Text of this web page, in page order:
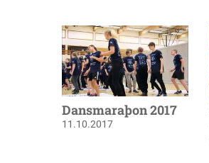
Dansmaraþon 2017
11.10.2017